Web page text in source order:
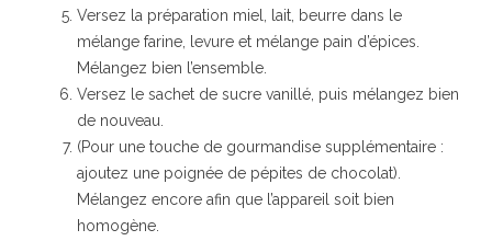
Versez la préparation miel, lait, beurre dans le
mélange farine, levure et mélange pain d’épices.
Mélangez bien l’ensemble.
Versez le sachet de sucre vanillé, puis mélangez bien
de nouveau.
(Pour une touche de gourmandise supplémentaire :
ajoutez une poignée de pépites de chocolat).
Mélangez encore afin que l’appareil soit bien
homogène.